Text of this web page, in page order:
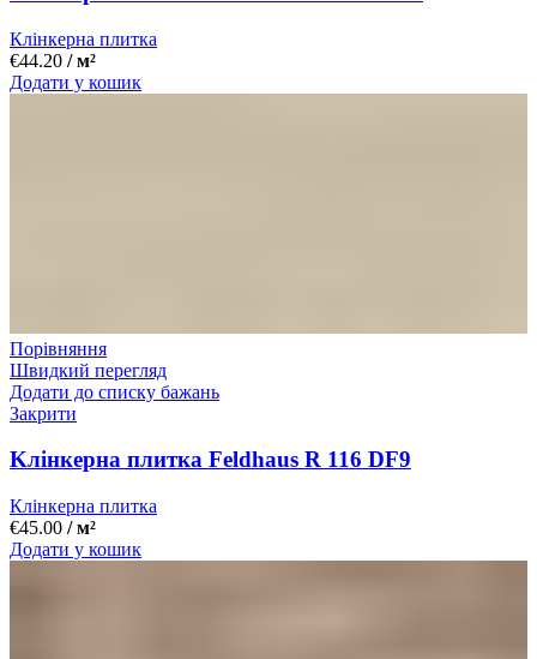
Клінкерна плитка
€44.20 / м²
Додати у кошик
Порівняння
Швидкий перегляд
Додати до списку бажань
Закрити
Kлінкерна плитка Feldhaus R 116 DF9
Клінкерна плитка
€45.00 / м²
Додати у кошик